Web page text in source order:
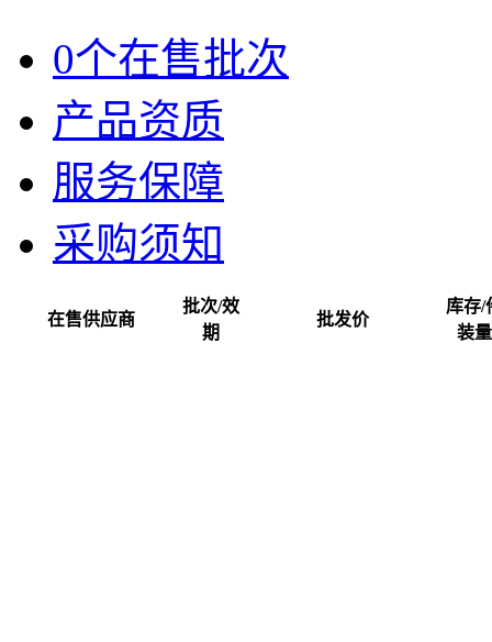
0个在售批次
产品资质
服务保障
采购须知
在售供应商
批次/效
期
批发价
库存/
装量